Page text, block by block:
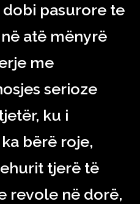
pasurore te
atë mënyrë
me
serioze
ku i
bërë roje,
tjerë të
revole në dorë,